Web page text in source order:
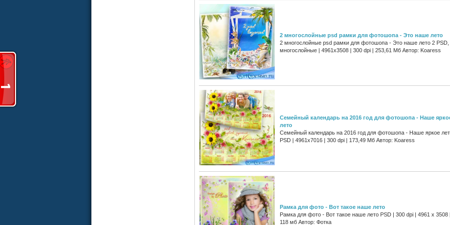
2 многослойные psd рамки для фотошопа - Это наше лето
2 многослойные psd рамки для фотошопа - Это наше лето 2 PSD,
многослойные | 4961x3508 | 300 dpi | 253,61 Мб Автор: Koaress
Семейный календарь на 2016 год для фотошопа - Наше
лето
Семейный календарь на 2016 год для фотошопа - Наше яркое
PSD | 4961x7016 | 300 dpi | 173,49 Мб Автор: Koaress
Рамка для фото - Вот такое наше лето
Рамка для фото - Вот такое наше лето PSD | 300 dpi | 4961 x 3508 |
118 мб Автор: Фотка